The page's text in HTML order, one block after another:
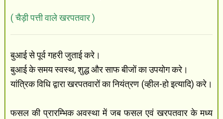
( चैड़ी पत्ती वाले खरपतवार )
बुआई से पूर्व गहरी जुताई करे।
बुआई के समय स्वस्थ, शुद्ध और साफ बीजों का उपयोग करे।
यांत्रिक विधि द्वारा खरपतवारों का नियंत्रण (व्हील-हो इत्यादि) करे।
फसल की प्रारम्भिक अवस्था में जब फसल एवं खरपतवार के मध्य